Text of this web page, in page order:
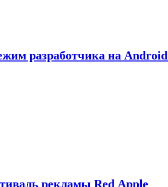
разработчика на
рекламы Red Apple